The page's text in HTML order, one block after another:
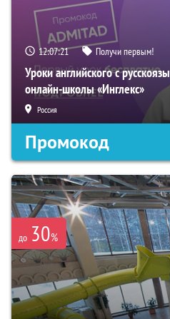
12:07:19 Получи первым!
Уроки английского с
онлайн-школы «Инглекс»
Россия
Промокод
до 30%